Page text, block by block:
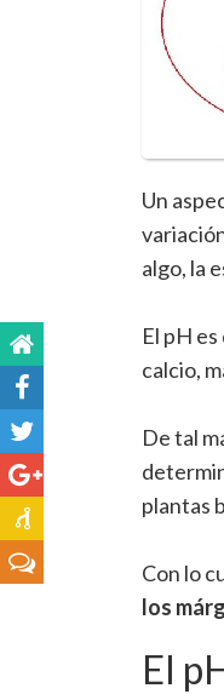
Un
algo, la
El pH
calcio,
De tal
plantas
Con lo
los
El